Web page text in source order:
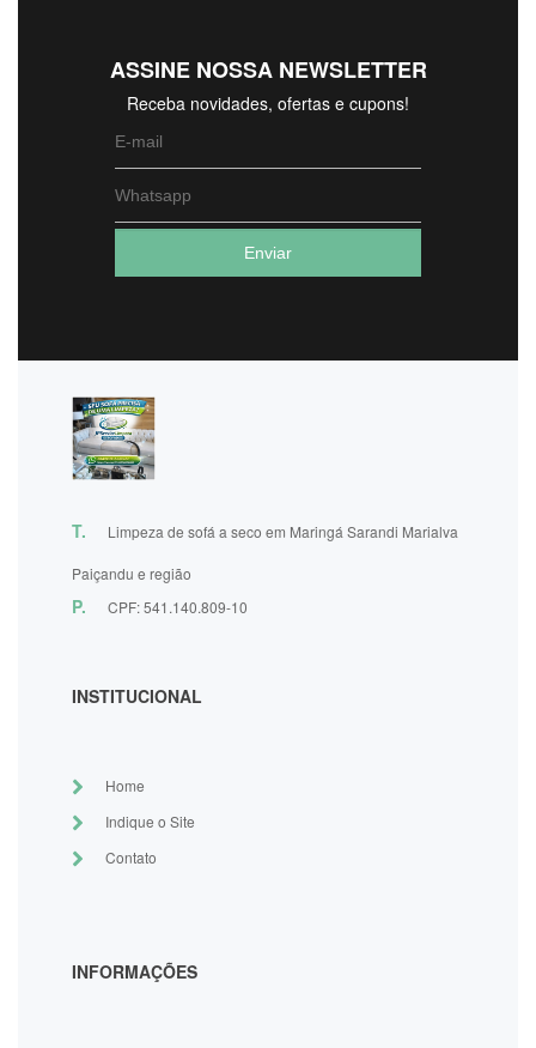
ASSINE NOSSA NEWSLETTER
Receba novidades, ofertas e cupons!
T. Limpeza de sofá a seco em Maringá Sarandi Marialva
Paiçandu e região
P. CPF: 541.140.809-10
INSTITUCIONAL
Home
Indique o Site
Contato
INFORMAÇÕES